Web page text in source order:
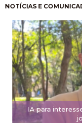
NOTÍCIAS E
IA para
Paginação